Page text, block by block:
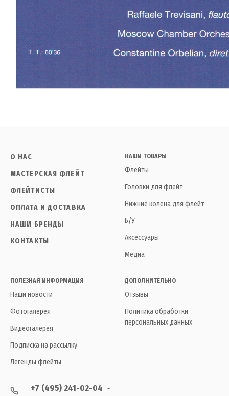
О НАС
МАСТЕРСКАЯ ФЛЕЙТ
ФЛЕЙТИСТЫ
ОПЛАТА И ДОСТАВКА
НАШИ БРЕНДЫ
КОНТАКТЫ
НАШИ ТОВАРЫ
Флейты
Головки для флейт
Нижние колена для флейт
Б/У
Аксессуары
Медиа
ПОЛЕЗНАЯ ИНФОРМАЦИЯ
Наши новости
Фотогалерея
Видеогалерея
Подписка на рассылку
Легенды флейты
ДОПОЛНИТЕЛЬНО
Отзывы
Политика обработки
персональных данных
+7 (495) 241-02-04